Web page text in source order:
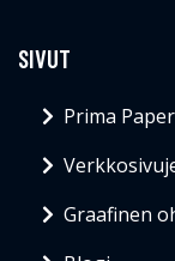
SIVUT
Prima Paper
Graafinen